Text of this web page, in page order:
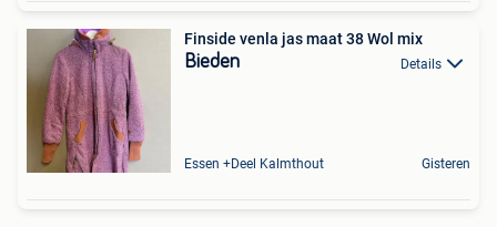
Finside venla jas maat 38 Wol mix
Bieden Details
Essen +Deel Kalmthout Gisteren